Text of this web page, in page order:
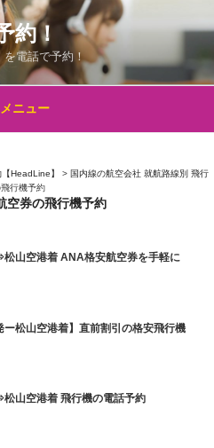
約！
を電話で予約！
メニュー
HeadLine】 > 国内線の航空会社 就航路線別 飛行
行機予約
空券の飛行機予約
山空港着 ANA格安航空券を手軽に
ー松山空港着】直前割引の格安飛行機
山空港着 飛行機の電話予約